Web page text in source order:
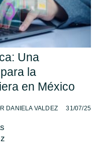
Una
la
en México
DANIELA VALDEZ 31/07/25